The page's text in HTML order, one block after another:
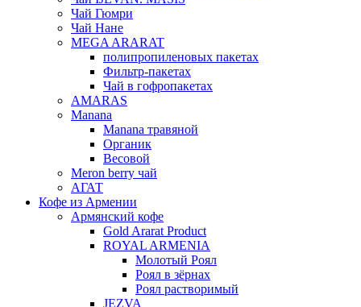
Чай Гюмри
Чай Нане
MEGA ARARAT
полипропиленовых пакетах
Фильтр-пакетах
Чай в гофропакетах
AMARAS
Manana
Manana травяной
Органик
Весовой
Meron berry чай
АГАТ
Кофе из Армении
Армянский кофе
Gold Ararat Product
ROYAL ARMENIA
Молотый Роял
Роял в зёрнах
Роял растворимый
JEZVA